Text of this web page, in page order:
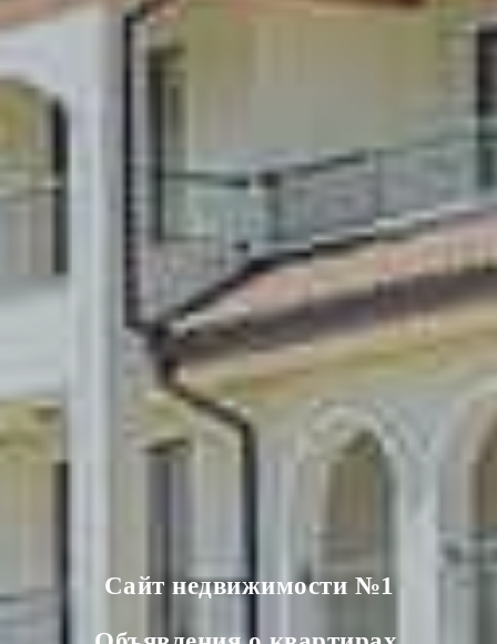
Сайт недвижимости №1